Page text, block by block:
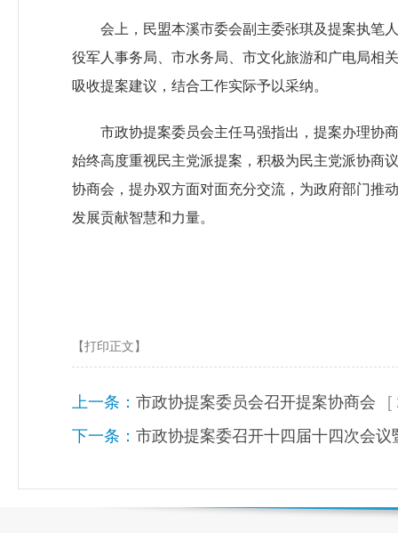
会上，民盟本溪市委会副主委张琪及提案执笔
役军人事务局、市水务局、市文化旅游和广电局相
吸收提案建议，结合工作实际予以采纳。
市政协提案委员会主任马强指出，提案办理协
始终高度重视民主党派提案，积极为民主党派协商
协商会，提办双方面对面充分交流，为政府部门推
发展贡献智慧和力量。
【打印正文】
上一条： 市政协提案委员会召开提案协商会
[
下一条： 市政协提案委召开十四届十四次会